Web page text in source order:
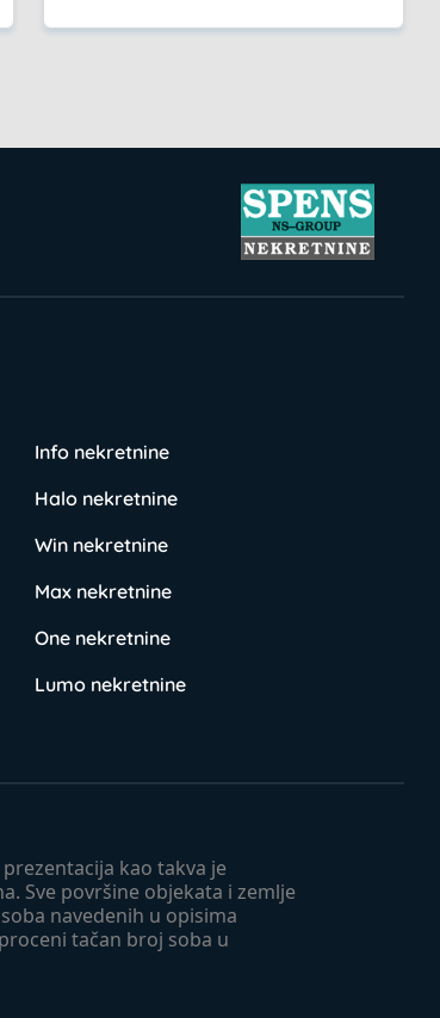
kao takva je
Sve površine objekata i zemlje
navedenih u opisima
tačan broj soba u
Info nekretnine
Halo nekretnine
Win nekretnine
Max nekretnine
One nekretnine
Lumo nekretnine